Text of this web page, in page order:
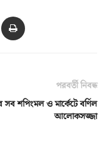
পরবর্তী নিবন্ধ
সব শপিংমল ও মার্কেটে বর্ণিল
আলোকসজ্জা